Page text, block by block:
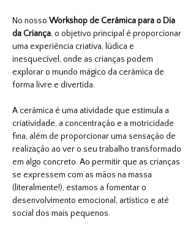
No nosso Workshop de Cerâmica para o Dia
da Criança, o objetivo principal é proporcionar
uma experiência criativa, lúdica e
inesquecível, onde as crianças podem
explorar o mundo mágico da cerâmica de
forma livre e divertida.
A cerâmica é uma atividade que estimula a
criatividade, a concentração e a motricidade
fina, além de proporcionar uma sensação de
realização ao ver o seu trabalho transformado
em algo concreto. Ao permitir que as crianças
se expressem com as mãos na massa
(literalmente!), estamos a fomentar o
desenvolvimento emocional, artístico e até
social dos mais pequenos.